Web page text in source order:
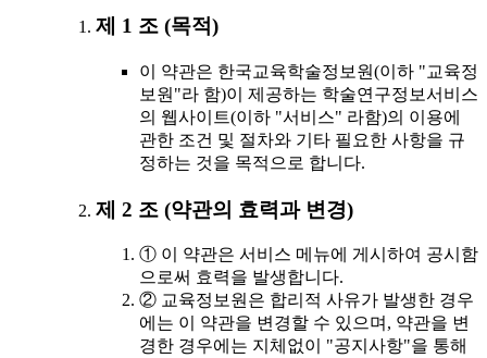
제 1 조 (목적)
이 약관은 한국교육학술정보원(이하 "교육정
보원"라 함)이 제공하는 학술연구정보서비스
의 웹사이트(이하 "서비스" 라함)의 이용에
관한 조건 및 절차와 기타 필요한 사항을 규
정하는 것을 목적으로 합니다.
제 2 조 (약관의 효력과 변경)
① 이 약관은 서비스 메뉴에 게시하여 공시함
으로써 효력을 발생합니다.
② 교육정보원은 합리적 사유가 발생한 경우
에는 이 약관을 변경할 수 있으며, 약관을 변
경한 경우에는 지체없이 "공지사항"을 통해